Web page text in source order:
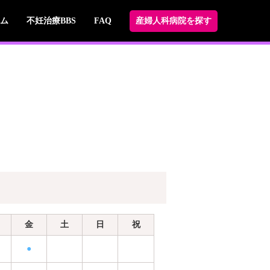
不妊治療BBS FAQ 産婦人科病院を探す
金 土 日 祝
●